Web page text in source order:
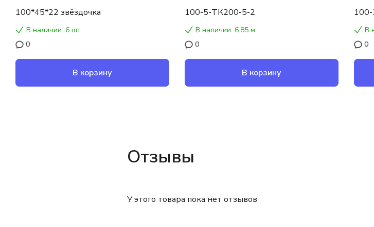
100*45*22 звёздочка
В наличии: 6 шт
0
В корзину
100-5-ТК200-5-2
В наличии: 6.85 м
0
В корзину
В
0
Отзывы
У этого товара пока нет отзывов